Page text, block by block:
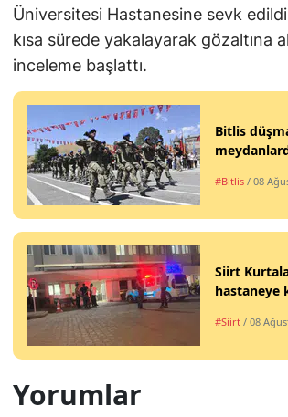
Üniversitesi Hastanesine sevk
kısa sürede yakalayarak gözaltına
inceleme başlattı.
Bitlis
#Bitlis / 08
Siirt
hastaneye
#Siirt / 08
Yorumlar